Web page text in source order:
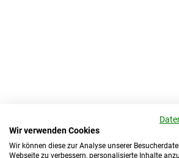
Wir verwenden Cookies
Wir können diese zur Analyse unserer
Webseite zu verbessern, personalisierte Inhalte